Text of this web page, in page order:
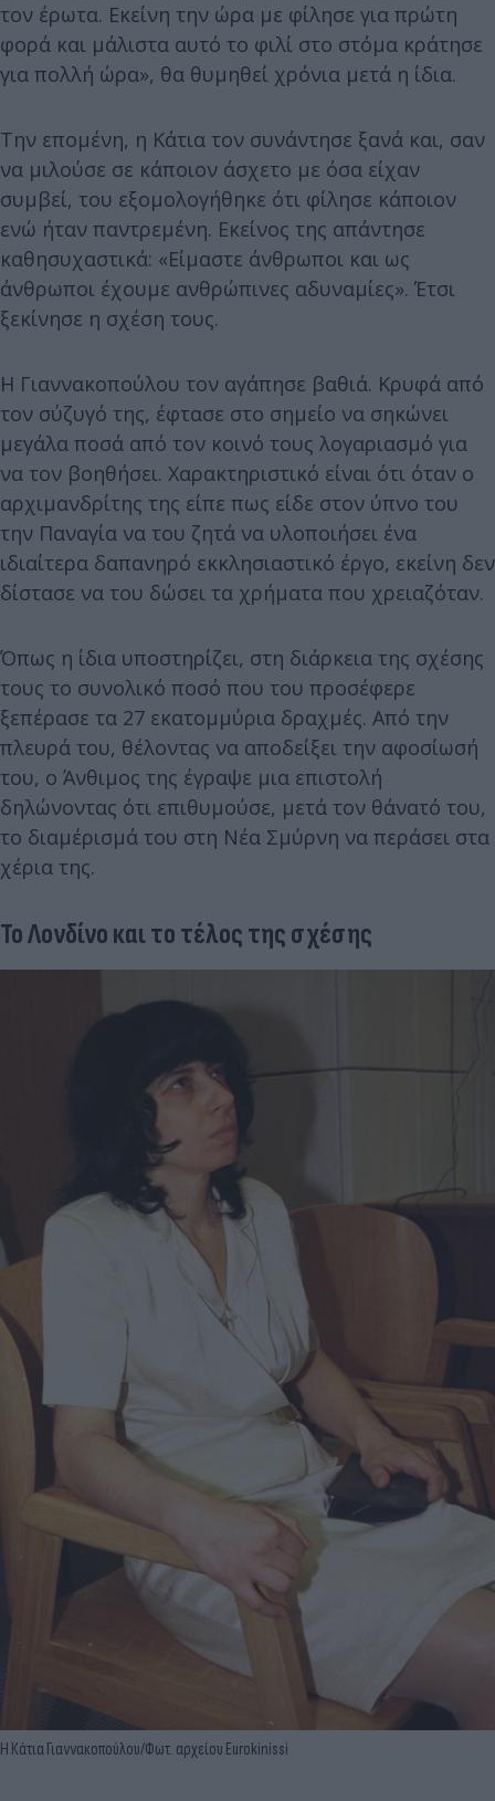
τον έρωτα. Εκείνη την ώρα με φίλησε για πρώτη
φορά και μάλιστα αυτό το φιλί στο στόμα κράτησε
για πολλή ώρα», θα θυμηθεί χρόνια μετά η ίδια.
Την επομένη, η Κάτια τον συνάντησε ξανά και, σαν
να μιλούσε σε κάποιον άσχετο με όσα είχαν
συμβεί, του εξομολογήθηκε ότι φίλησε κάποιον
ενώ ήταν παντρεμένη. Εκείνος της απάντησε
καθησυχαστικά: «Είμαστε άνθρωποι και ως
άνθρωποι έχουμε ανθρώπινες αδυναμίες». Έτσι
ξεκίνησε η σχέση τους.
Η Γιαννακοπούλου τον αγάπησε βαθιά. Κρυφά από
τον σύζυγό της, έφτασε στο σημείο να σηκώνει
μεγάλα ποσά από τον κοινό τους λογαριασμό για
να τον βοηθήσει. Χαρακτηριστικό είναι ότι όταν ο
αρχιμανδρίτης της είπε πως είδε στον ύπνο του
την Παναγία να του ζητά να υλοποιήσει ένα
ιδιαίτερα δαπανηρό εκκλησιαστικό έργο, εκείνη δεν
δίστασε να του δώσει τα χρήματα που χρειαζόταν.
Όπως η ίδια υποστηρίζει, στη διάρκεια της σχέσης
τους το συνολικό ποσό που του προσέφερε
ξεπέρασε τα 27 εκατομμύρια δραχμές. Από την
πλευρά του, θέλοντας να αποδείξει την αφοσίωσή
του, ο Άνθιμος της έγραψε μια επιστολή
δηλώνοντας ότι επιθυμούσε, μετά τον θάνατό του,
το διαμέρισμά του στη Νέα Σμύρνη να περάσει στα
χέρια της.
Το Λονδίνο και το τέλος της σχέσης
Η Κάτια Γιαννακοπούλου/Φωτ. αρχείου Eurokinissi